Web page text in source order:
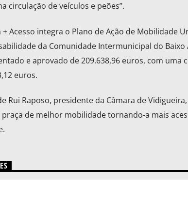
circulação de veículos e peões”.
Acesso integra o Plano de Ação de Mobilidade
da Comunidade Intermunicipal do Baixo
e aprovado de 209.638,96 euros, com uma
euros.
Rui Raposo, presidente da Câmara de
praça de melhor mobilidade tornando-a mais